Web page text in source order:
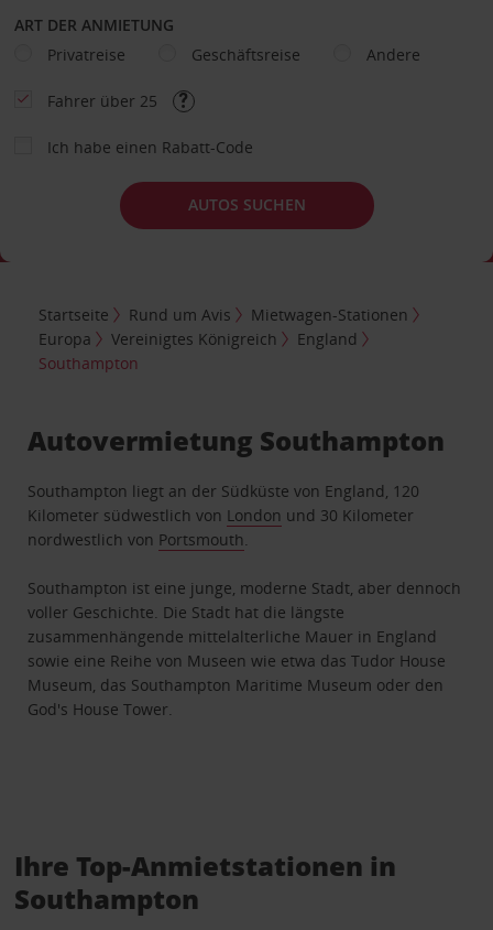
ART DER ANMIETUNG
Privatreise
Geschäftsreise Andere
Fahrer über 25
Ich habe einen Rabatt-Code
AUTOS SUCHEN
Startseite Rund um Avis
Mietwagen-Stationen
Europa
Vereinigtes Königreich
England
Southampton
Autovermietung Southampton
Southampton liegt an der Südküste von England, 120
Kilometer südwestlich von London und 30 Kilometer
nordwestlich von Portsmouth.
Southampton ist eine junge, moderne Stadt, aber dennoch
voller Geschichte. Die Stadt hat die längste
zusammenhängende mittelalterliche Mauer in England
sowie eine Reihe von Museen wie etwa das Tudor House
Museum, das Southampton Maritime Museum oder den
God's House Tower.
Ihre Top-Anmietstationen in
Southampton